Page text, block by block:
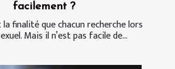
facilement ?
la finalité que chacun recherche lors
Mais il n’est pas facile de...